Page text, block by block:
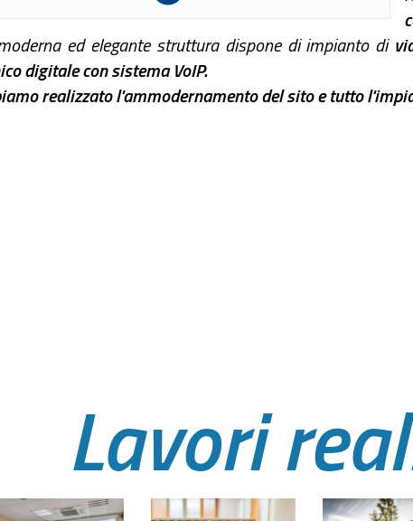
ed elegante struttura dispone di impianto di
digitale consistema VoIP.
realizzato l'ammodernamento del sito e tutto
Lavori